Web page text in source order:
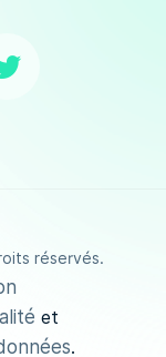
réservés.
et
.